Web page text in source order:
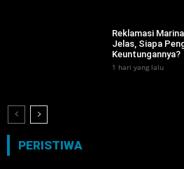
Reklamasi
Jelas, Siapa
Keuntungannya?
1 hari yang lalu
PERISTIWA